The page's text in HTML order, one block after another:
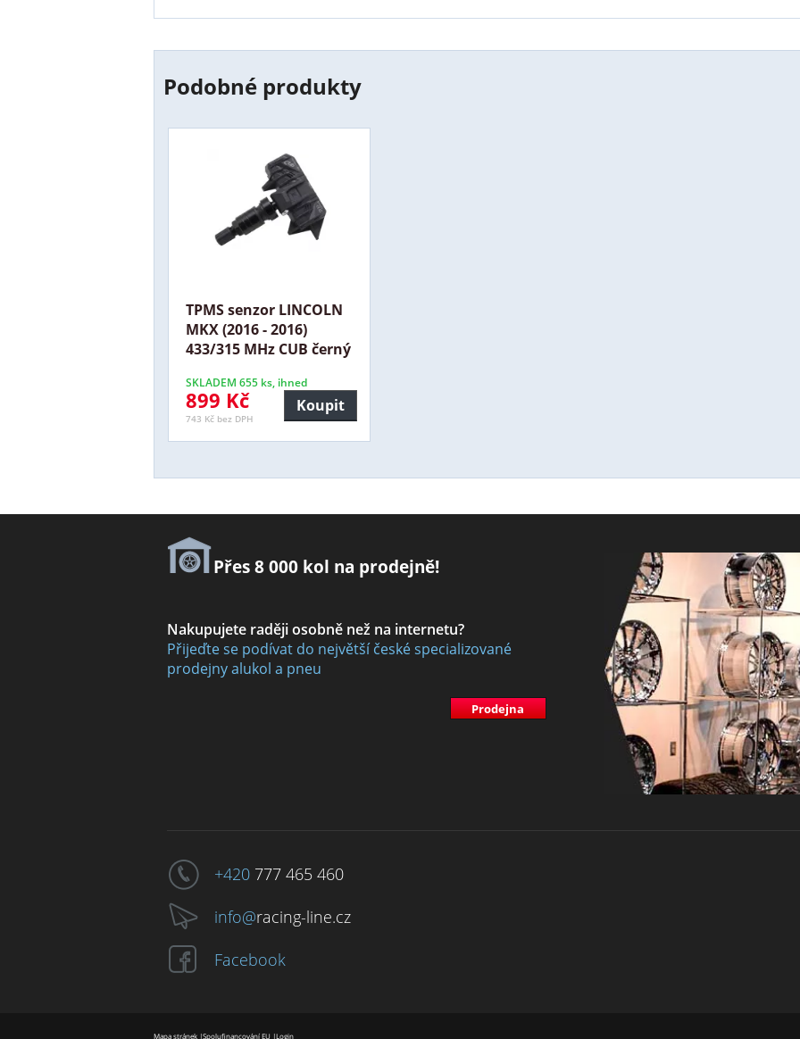
Podobné produkty
TPMS senzor LINCOLN
MKX (2016 - 2016)
433/315 MHz CUB černý
SKLADEM 655 ks, ihned
899 Kč
743 Kč bez DPH
Koupit
Přes 8 000 kol na prodejně!
Nakupujete raději osobně než na internetu?
Přijeďte se podívat do největší české specializované
prodejny alukol a pneu
Prodejna
+420 777 465 460
info@racing-line.cz
Facebook
Mapa stránek |Spolufinancování EU |Login